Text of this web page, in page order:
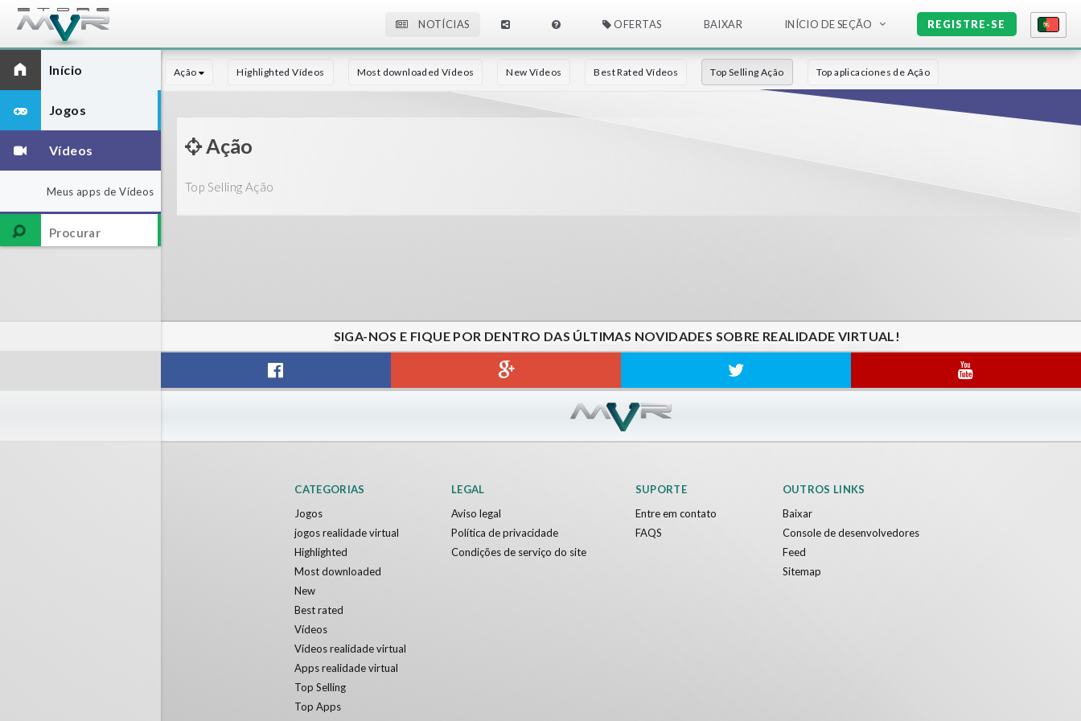
NOTÍCIAS OFERTAS BAIXAR INÍCIO DE SEÇÃO REGISTRE-SE
Início
Jogos
Vídeos
Meus apps de Vídeos
Ação Highlighted Vídeos Most downloaded Vídeos New Vídeos Best Rated Vídeos Top Selling Ação Top aplicaciones de Ação
Ação
Top Selling Ação
SIGA-NOS E FIQUE POR DENTRO DAS ÚLTIMAS NOVIDADES SOBRE REALIDADE VIRTUAL!
CATEGORIAS
Jogos
jogos realidade virtual
Highlighted
Most downloaded
New
Best rated
Vídeos
Vídeos realidade virtual
Apps realidade virtual
Top Selling
Top Apps
LEGAL
Aviso legal
Política de privacidade
Condições de serviço do site
SUPORTE
Entre em contato
FAQS
OUTROS LINKS
Baixar
Console de desenvolvedores
Feed
Sitemap